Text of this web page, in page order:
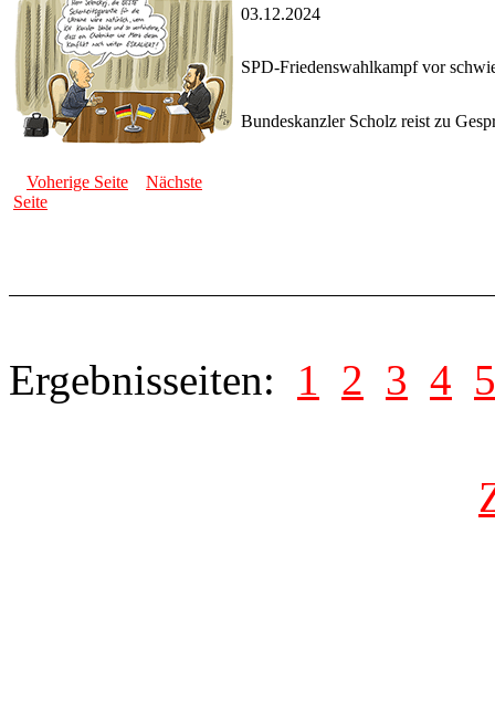
03.12.2024
SPD-Friedenswahlkampf vor
Bundeskanzler Scholz reist zu
Voherige Seite
Nächste
Seite
Ergebnisseiten: 1 2 3 4 5